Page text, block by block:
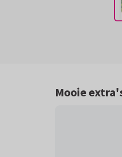
Mooie